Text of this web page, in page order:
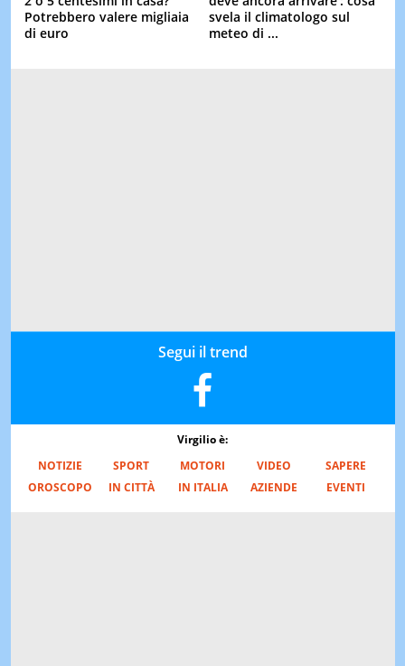
Potrebbero valere migliaia
di euro
svela il climatologo sul
meteo di ...
Segui il trend
Virgilio è:
NOTIZIE
SPORT MOTORI VIDEO
SAPERE
OROSCOPO
IN CITTÀ IN ITALIA AZIENDE EVENTI